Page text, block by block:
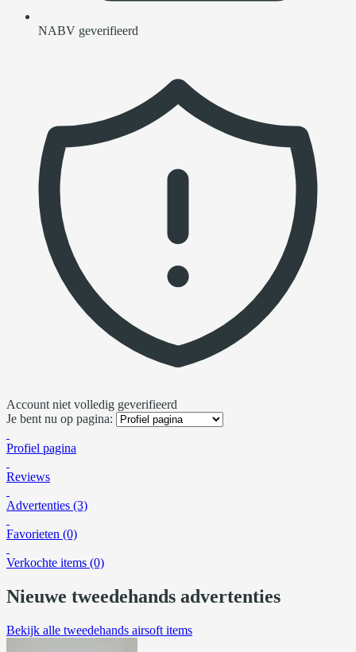
NABV geverifieerd
Account niet volledig geverifieerd
Je bent nu op pagina:
Profiel pagina
Reviews
Advertenties (3)
Favorieten (0)
Verkochte items (0)
Nieuwe tweedehands advertenties
Bekijk alle tweedehands airsoft items